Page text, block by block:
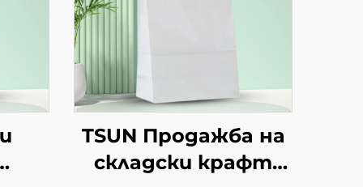
TSUN Продажба на
складски крафт